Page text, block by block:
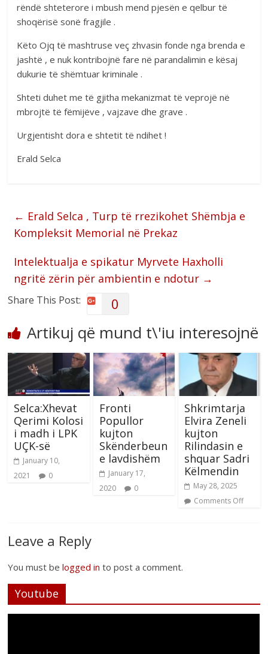
rëndë shteterore i mbush mend pjesën e qelbur të
shoqërisë sonë fragjile .
Këto Ojq të mashtruse veç zhvasin fonde nga brenda e
jashtë , e nuk kontribojnë fare në parandalimin e kësaj
dukurie të shëmtuar kriminale .
Shteti duhet me të gjitha mekanizmat të veprojë në
mbrojtë të fëmijëve , vajzave dhe grave .
Urgjentisht dora e shtetit të ndihet !
Erald Selca
← Erald Selca , Turp të rrezikohet Shëmbja e
Kompleksit Memorial në Prekaz
Intelektualja e spikatur Myrvete Haxholli
ngritë zërin për ambientin e ndotur →
Share This Post: 0
Artikuj që mund t\'iu interesojnë
Selca:Xhevat
Qerimi Kolosi
i madh i LPK
UÇK-së
January 10,
2021
0
Fronti
Popullor
kujton
Skënderbeun
e lavdishëm
January 17,
2020
0
Shkrimtarja
Elvira Zeneli
kujton
Rilindasin e
shquar Sadri
Këlmendin
May 28, 2025
Comments Off
Leave a Reply
You must belogged in to post a comment.
Youtube